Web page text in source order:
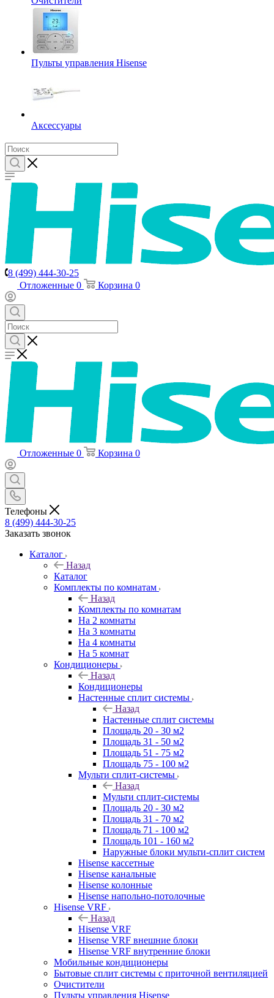
Пульты управления Hisense
Аксессуары
8 (499) 444-30-25
Отложенные 0 Корзина 0
Отложенные 0 Корзина 0
Телефоны
8 (499) 444-30-25
Заказать звонок
Каталог
Назад
Каталог
Комплекты по комнатам
Назад
Комплекты по комнатам
На 2 комнаты
На 3 комнаты
На 4 комнаты
На 5 комнат
Кондиционеры
Назад
Кондиционеры
Настенные сплит системы
Назад
Настенные сплит системы
Площадь 20 - 30 м2
Площадь 31 - 50 м2
Площадь 51 - 75 м2
Площадь 75 - 100 м2
Мульти сплит-системы
Назад
Мульти сплит-системы
Площадь 20 - 30 м2
Площадь 31 - 70 м2
Площадь 71 - 100 м2
Площадь 101 - 160 м2
Наружные блоки мульти-сплит систем
Hisense кассетные
Hisense канальные
Hisense колонные
Hisense напольно-потолочные
Hisense VRF
Назад
Hisense VRF
Hisense VRF внешние блоки
Hisense VRF внутренние блоки
Мобильные кондиционеры
Бытовые сплит системы с приточной вентиляцией
Очистители
Пульты управления Hisense